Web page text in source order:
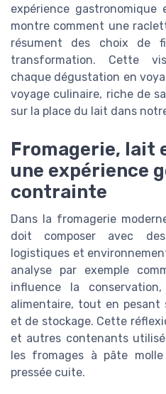
expérience
montre comment une
résument des choix de
transformation. Cette
chaque dégustation en
voyage culinaire, riche de
sur la place du lait dans
Fromagerie, lait
une expérience
contrainte
Dans la fromagerie
doit composer avec
logistiques et
analyse par exemple
influence la
alimentaire, tout en
et de stockage. Cette
et autres contenants
les fromages à pâte
pressée cuite.